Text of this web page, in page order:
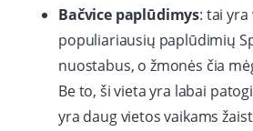
Bačvice paplūdimys: tai yra
populiariausių paplūdimių
nuostabus, o žmonės čia
Be to, ši vieta yra labai
yra daug vietos vaikams